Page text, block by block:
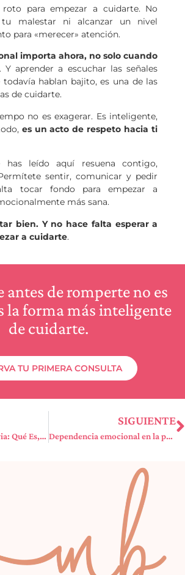
para empezar a cuidarte. No
tu malestar ni alcanzar un nivel
para «merecer» atención.
importa ahora, no solo cuando
Y aprender a escuchar las señales
todavía hablan bajito, es una de las
de cuidarte.
no es exagerar. Es inteligente,
es un acto de respeto hacia ti
leído aquí resuena contigo,
sentir, comunicar y pedir
tocar fondo para empezar a
más sana.
bien. Y no hace falta esperar a
a cuidarte.
antes de romperte no es
la forma más inteligente
de cuidarte.
TU PRIMERA CONSULTA
Ansiedad Anticipatoria: Qué Es, Síntomas y 7 Claves para Gestionarla
SIGUIENTE
Dependencia emocional en la pareja: señales clave y cómo salir de ella